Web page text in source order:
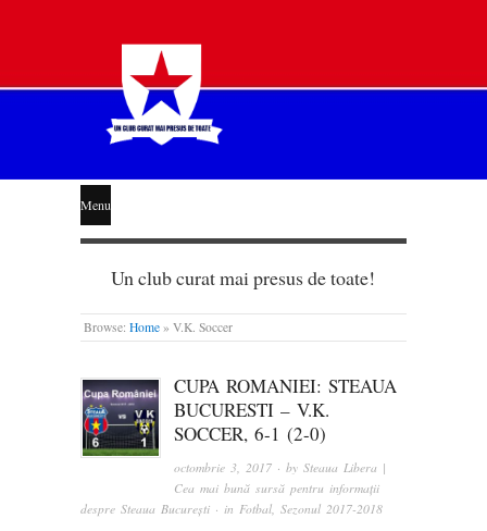
STEAUA
LIBERĂ
Menu
Un club curat mai presus de toate!
Browse: Home » V.K. Soccer
CUPA ROMANIEI: STEAUA
BUCURESTI – V.K.
SOCCER, 6-1 (2-0)
octombrie 3, 2017 · bySteaua Libera |
Cea mai bună sursă pentru informații
despre Steaua București · in Fotbal, Sezonul 2017-2018